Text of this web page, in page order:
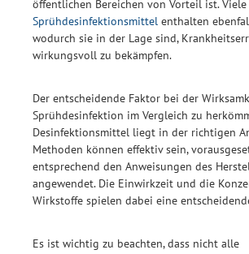
öffentlichen Bereichen von Vorteil ist. Viele
Sprühdesinfektionsmittel enthalten
wodurch sie in der Lage sind,
wirkungsvoll zu bekämpfen.
Der entscheidende Faktor bei der
Sprühdesinfektion im Vergleich zu
Desinfektionsmittel liegt in der richtigen
Methoden können effektiv sein,
entsprechend den Anweisungen des
angewendet. Die Einwirkzeit und die
Wirkstoffe spielen dabei eine
Es ist wichtig zu beachten, dass nicht alle